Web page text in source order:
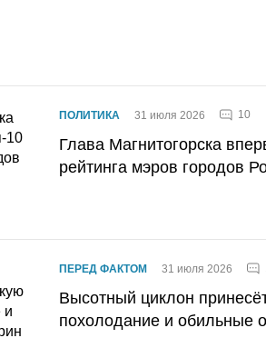
ПОЛИТИКА 31 июля 2026 10
Глава Магнитогорска
рейтинга мэров городов
ПЕРЕД ФАКТОМ 31 июля 2026
Высотный циклон
похолодание и обильные